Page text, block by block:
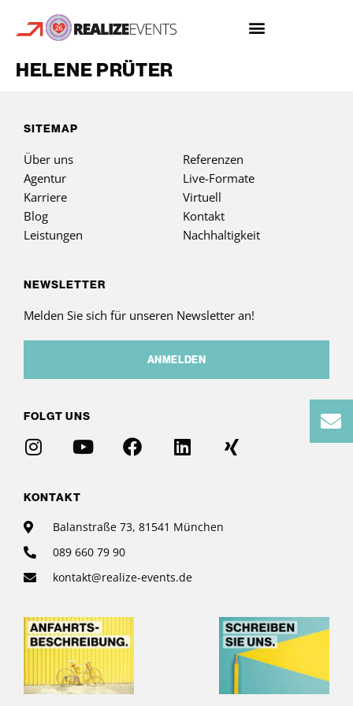
HELENE PRÜTER
SITEMAP
Über uns
Agentur
Karriere
Blog
Leistungen
Referenzen
Live-Formate
Virtuell
Kontakt
Nachhaltigkeit
NEWSLETTER
Melden Sie sich für unseren Newsletter an!
ANMELDEN
FOLGT UNS
KONTAKT
Balanstraße 73, 81541 München
089 660 79 90
kontakt@realize-events.de